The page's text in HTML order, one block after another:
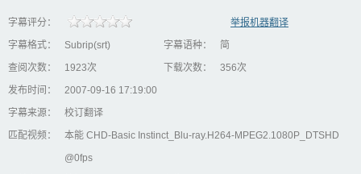
字幕评分：
举报机器翻译
字幕格式：
Subrip(srt) 字幕语种：
简
查阅次数：
1923次 下载次数：
356次
发布时间：
2007-09-16 17:19:00
字幕来源：
校订翻译
匹配视频：
本能 CHD-Basic Instinct_Blu-ray.H264-MPEG2.1080P_DTSHD
@0fps